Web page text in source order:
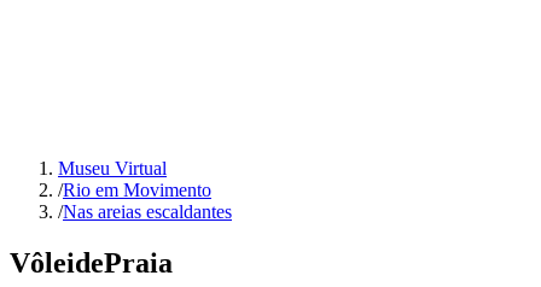
Museu Virtual
/Rio em Movimento
/Nas areias escaldantes
VôleidePraia